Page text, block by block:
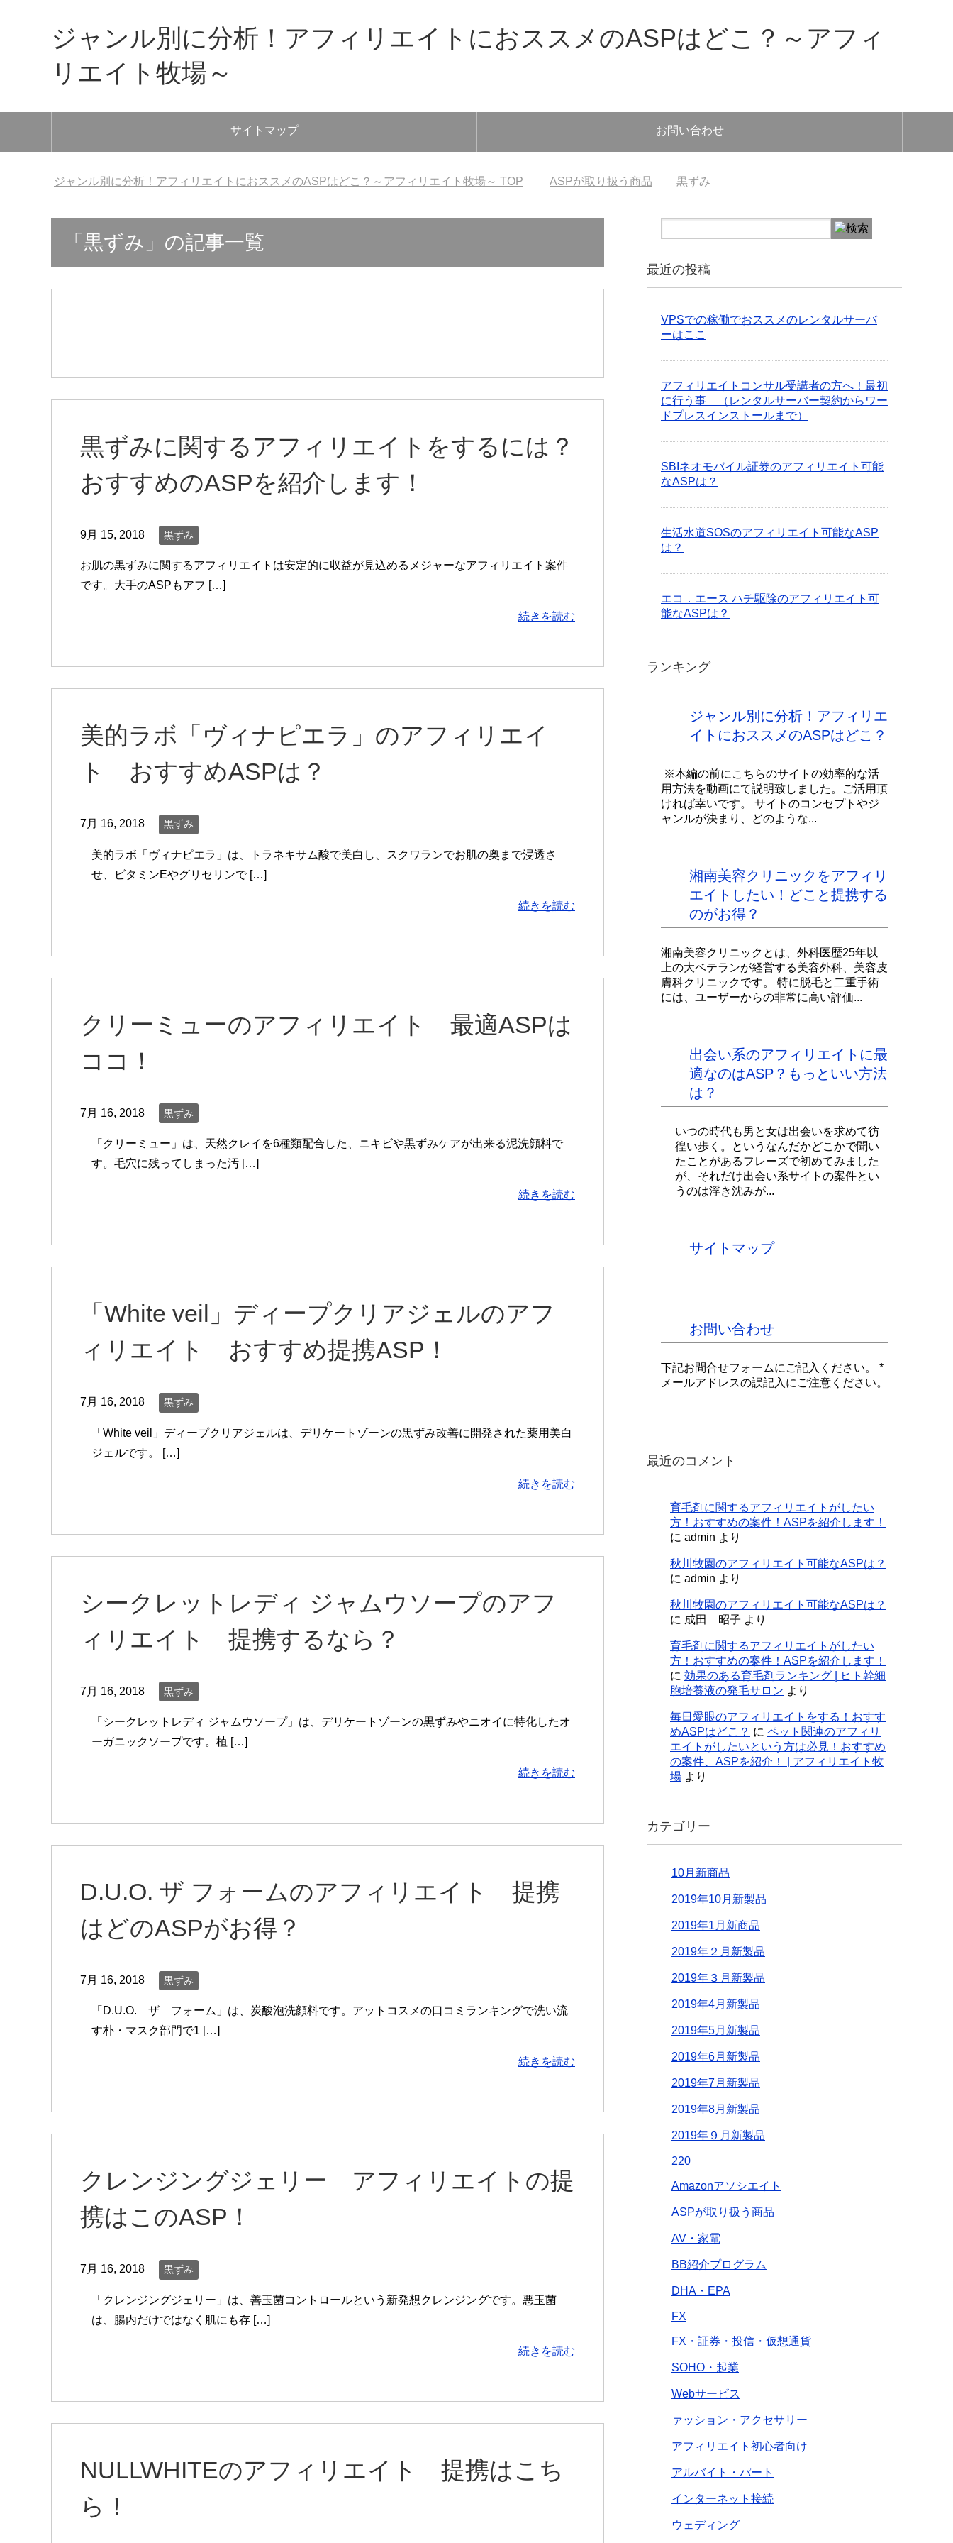
ジャンル別に分析！アフィリエイトにおススメのASPはどこ？～アフィ
リエイト牧場～
サイトマップ お問い合わせ
ジャンル別に分析！アフィリエイトにおススメのASPはどこ？～アフィリエイト牧場～ TOP ASPが取り扱う商品 黒ずみ
「黒ずみ」の記事一覧
黒ずみに関するアフィリエイトをするには？
おすすめのASPを紹介します！
9月 15, 2018 黒ずみ
お肌の黒ずみに関するアフィリエイトは安定的に収益が見込めるメジャーなアフィリエイト案件
です。大手のASPもアフ […]
続きを読む
美的ラボ「ヴィナピエラ」のアフィリエイ
ト おすすめASPは？
7月 16, 2018 黒ずみ
美的ラボ「ヴィナピエラ」は、トラネキサム酸で美白し、スクワランでお肌の奥まで浸透さ
せ、ビタミンEやグリセリンで […]
続きを読む
クリーミューのアフィリエイト 最適ASPは
ココ！
7月 16, 2018 黒ずみ
「クリーミュー」は、天然クレイを6種類配合した、ニキビや黒ずみケアが出来る泥洗顔料で
す。毛穴に残ってしまった汚 […]
続きを読む
「White veil」ディープクリアジェルのアフ
ィリエイト おすすめ提携ASP！
7月 16, 2018 黒ずみ
「White veil」ディープクリアジェルは、デリケートゾーンの黒ずみ改善に開発された薬用美白
ジェルです。 […]
続きを読む
シークレットレディ ジャムウソープのアフ
ィリエイト 提携するなら？
7月 16, 2018 黒ずみ
「シークレットレディ ジャムウソープ」は、デリケートゾーンの黒ずみやニオイに特化したオ
ーガニックソープです。植 […]
続きを読む
D.U.O. ザ フォームのアフィリエイト 提携
はどのASPがお得？
7月 16, 2018 黒ずみ
「D.U.O. ザ フォーム」は、炭酸泡洗顔料です。アットコスメの口コミランキングで洗い流
す朴・マスク部門で1 […]
続きを読む
クレンジングジェリー アフィリエイトの提
携はこのASP！
7月 16, 2018 黒ずみ
「クレンジングジェリー」は、善玉菌コントロールという新発想クレンジングです。悪玉菌
は、腸内だけではなく肌にも存 […]
続きを読む
NULLWHITEのアフィリエイト 提携はこち
ら！
最近の投稿
VPSでの稼働でおススメのレンタルサーバ
ーはここ
アフィリエイトコンサル受講者の方へ！最初
に行う事 （レンタルサーバー契約からワー
ドプレスインストールまで）
SBIネオモバイル証券のアフィリエイト可能
なASPは？
生活水道SOSのアフィリエイト可能なASP
は？
エコ．エース ハチ駆除のアフィリエイト可
能なASPは？
ランキング
ジャンル別に分析！アフィリエ
イトにおススメのASPはどこ？
※本編の前にこちらのサイトの効率的な活
用方法を動画にて説明致しました。ご活用頂
ければ幸いです。 サイトのコンセプトやジ
ャンルが決まり、どのような...
湘南美容クリニックをアフィリ
エイトしたい！どこと提携する
のがお得？
湘南美容クリニックとは、外科医歴25年以
上の大ベテランが経営する美容外科、美容皮
膚科クリニックです。 特に脱毛と二重手術
には、ユーザーからの非常に高い評価...
出会い系のアフィリエイトに最
適なのはASP？もっといい方法
は？
いつの時代も男と女は出会いを求めて彷
徨い歩く。というなんだかどこかで聞い
たことがあるフレーズで初めてみました
が、それだけ出会い系サイトの案件とい
うのは浮き沈みが...
サイトマップ
お問い合わせ
下記お問合せフォームにご記入ください。 *
メールアドレスの誤記入にご注意ください。
最近のコメント
育毛剤に関するアフィリエイトがしたい
方！おすすめの案件！ASPを紹介します！
に admin より
秋川牧園のアフィリエイト可能なASPは？
に admin より
秋川牧園のアフィリエイト可能なASPは？
に 成田 昭子 より
育毛剤に関するアフィリエイトがしたい
方！おすすめの案件！ASPを紹介します！
に 効果のある育毛剤ランキング | ヒト幹細
胞培養液の発毛サロン より
毎日愛眼のアフィリエイトをする！おすす
めASPはどこ？ に ペット関連のアフィリ
エイトがしたいという方は必見！おすすめ
の案件、ASPを紹介！ | アフィリエイト牧
場 より
カテゴリー
10月新商品
2019年10月新製品
2019年1月新商品
2019年２月新製品
2019年３月新製品
2019年4月新製品
2019年5月新製品
2019年6月新製品
2019年7月新製品
2019年8月新製品
2019年９月新製品
220
Amazonアソシエイト
ASPが取り扱う商品
AV・家電
BB紹介プログラム
DHA・EPA
FX
FX・証券・投信・仮想通貨
SOHO・起業
Webサービス
ァッション・アクセサリー
アフィリエイト初心者向け
アルバイト・パート
インターネット接続
ウェディング